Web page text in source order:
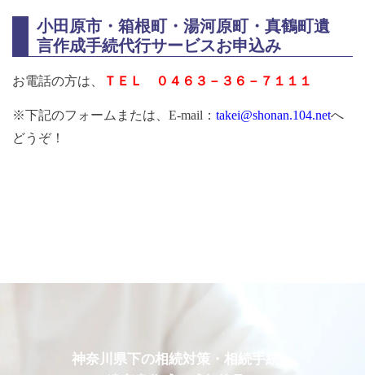
小田原市・箱根町・湯河原町・真鶴町遺
言作成手続代行サービスお申込み
お電話の方は、 ＴＥＬ ０４６３－３６－７１１１
※下記のフォームまたは、 E-mail： takei@shonan.104.netへ
どうぞ！
神奈川県下の相続対策・相続手続・